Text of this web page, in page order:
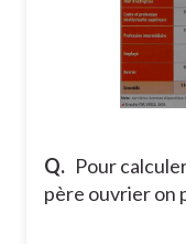
Q. Pour
père ouvrier on